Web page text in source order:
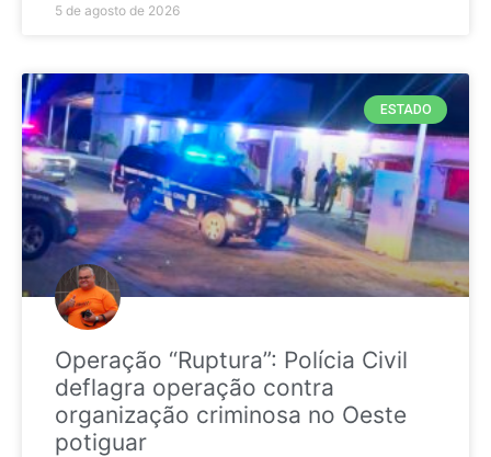
5 de agosto de 2026
ESTADO
Operação “Ruptura”: Polícia Civil
deflagra operação contra
organização criminosa no Oeste
potiguar